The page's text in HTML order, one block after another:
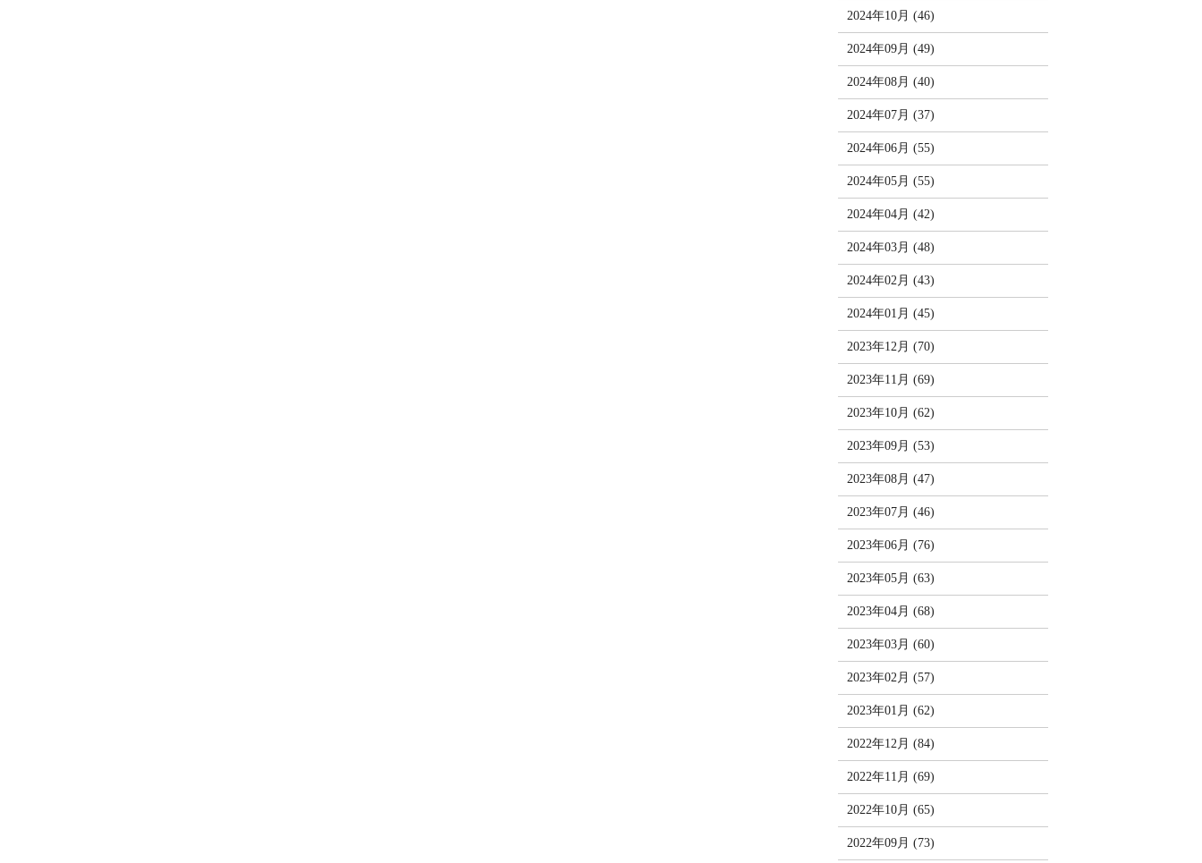
2024年10月 (46)
2024年09月 (49)
2024年08月 (40)
2024年07月 (37)
2024年06月 (55)
2024年05月 (55)
2024年04月 (42)
2024年03月 (48)
2024年02月 (43)
2024年01月 (45)
2023年12月 (70)
2023年11月 (69)
2023年10月 (62)
2023年09月 (53)
2023年08月 (47)
2023年07月 (46)
2023年06月 (76)
2023年05月 (63)
2023年04月 (68)
2023年03月 (60)
2023年02月 (57)
2023年01月 (62)
2022年12月 (84)
2022年11月 (69)
2022年10月 (65)
2022年09月 (73)